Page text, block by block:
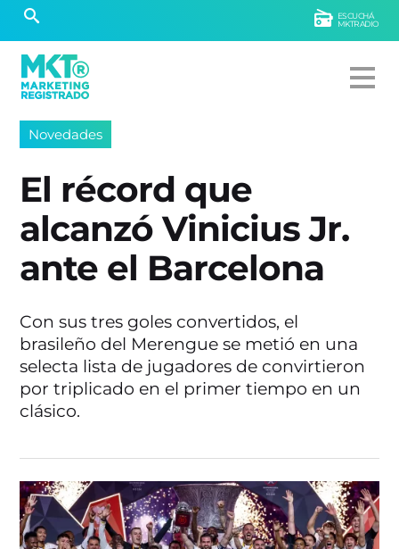
ESCUCHÁ
MKTRADIO
Novedades
El récord que
alcanzó Vinicius Jr.
ante el Barcelona
Con sus tres goles convertidos, el
brasileño del Merengue se metió en una
selecta lista de jugadores de convirtieron
por triplicado en el primer tiempo en un
clásico.